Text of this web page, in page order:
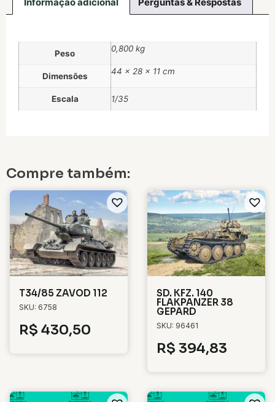
Informação adicional Perguntas & Respostas
Peso 0,800 kg
Dimensões 44 × 28 × 11 cm
Escala 1/35
Compre também:
T34/85 ZAVOD 112
SKU: 6758
R$ 430,50
SD. KFZ. 140
FLAKPANZER 38
GEPARD
SKU: 96461
R$ 394,83